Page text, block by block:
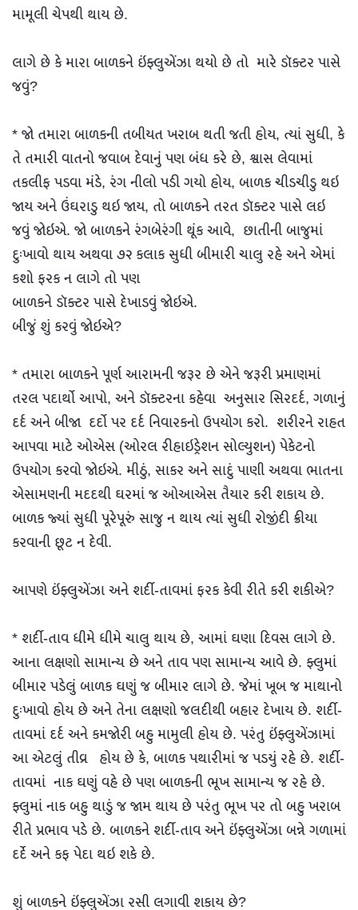
મામૂલી ચેપથી થાય છે.
લાગે છે કે મારા બાળકને ઇંફ્લુએંઝા થયો છે તો મારે ડૉક્ટર પાસે
જવું?
* જો તમારા બાળકની તબીયત ખરાબ થતી જતી હોય, ત્યાં સુધી, કે
તે તમારી વાતનો જવાબ દેવાનું પણ બંધ કરે છે, શ્વાસ લેવામાં
તકલીફ પડવા મંડે, રંગ નીલો પડી ગયો હોય, બાળક ચીડચીડુ થઇ
જાય અને ઉંઘરાડુ થઇ જાય, તો બાળકને તરત ડૉક્ટર પાસે લઇ
જવું જોઇએ. જો બાળકને રંગબેરંગી થૂંક આવે, છાતીની બાજુમાં
દુઃખાવો થાય અથવા ૭૨ કલાક સુધી બીમારી ચાલુ રહે અને એમાં
કશો ફરક ન લાગે તો પણ
બાળકને ડૉક્ટર પાસે દેખાડવું જોઇએ.
બીજું શું કરવું જોઇએ?
* તમારા બાળકને પૂર્ણ આરામની જરૂર છે એને જરૂરી પ્રમાણમાં
તરલ પદાર્થો આપો, અને ડૉક્ટરના કહેવા અનુસાર સિરદર્દ, ગળાનું
દર્દ અને બીજા દર્દો પર દર્દ નિવારકનો ઉપયોગ કરો. શરીરને રાહત
આપવા માટે ઓએસ (ઓરલ રીહાઇડ્રેશન સોલ્યુશન) પેકેટનો
ઉપયોગ કરવો જોઇએ. મીઠું, સાકર અને સાદું પાણી અથવા ભાતના
એસામણની મદદથી ઘરમાં જ ઓઆએસ તૈયાર કરી શકાય છે.
બાળક જ્યાં સુધી પૂરેપૂરું સાજુ ન થાય ત્યાં સુધી રોજીંદી ક્રીયા
કરવાની છૂટ ન દેવી.
આપણે ઇંફ્લુએંઝા અને શર્દી-તાવમાં ફરક કેવી રીતે કરી શકીએ?
* શર્દી-તાવ ધીમે ધીમે ચાલુ થાય છે, આમાં ઘણા દિવસ લાગે છે.
આના લક્ષણો સામાન્ય છે અને તાવ પણ સામાન્ય આવે છે. ફ્લુમાં
બીમાર પડેલું બાળક ઘણું જ બીમાર લાગે છે. જેમાં ખૂબ જ માથાનો
દુઃખાવો હોય છે અને તેના લક્ષણો જલદીથી બહાર દેખાય છે. શર્દી-
તાવમાં દર્દ અને કમજોરી બહુ મામુલી હોય છે. પરંતુ ઇંફ્લુએંઝામાં
આ એટલું તીવ્ર હોય છે કે, બાળક પથારીમાં જ પડયું રહે છે. શર્દી-
તાવમાં નાક ઘણું વહે છે પણ બાળકની ભૂખ સામાન્ય જ રહે છે.
ફ્લુમાં નાક બહુ થાડું જ જામ થાય છે પરંતુ ભૂખ પર તો બહુ ખરાબ
રીતે પ્રભાવ પડે છે. બાળકને શર્દી-તાવ અને ઇંફ્લુએંઝા બન્ને ગળામાં
દર્દે અને કફ પેદા થઇ શકે છે.
શું બાળકને ઇંફ્લુએંઝા રસી લગાવી શકાય છે?